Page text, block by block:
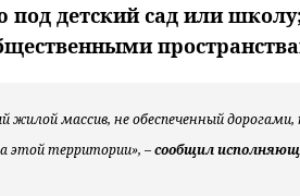
детский сад или
жилой массив, не обеспеченный
этой территории», –сообщил